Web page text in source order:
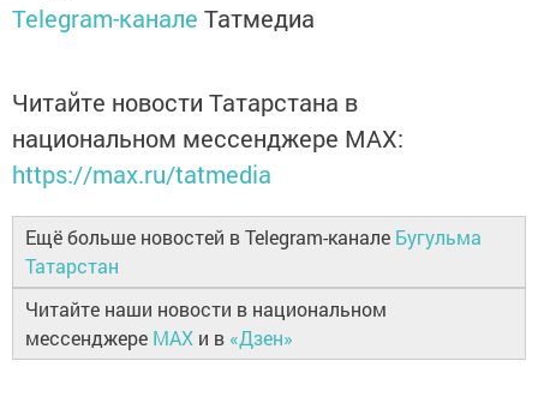
Telegram-канале Татмедиа
Читайте новости Татарстана в
национальном мессенджере MАХ:
https://max.ru/tatmedia
Ещё больше новостей в Telegram-канале Бугульма
Татарстан
Читайте наши новости в национальном
мессенджере MAX и в «Дзен»